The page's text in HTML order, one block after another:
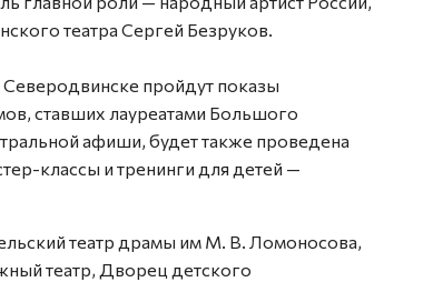
театра Сергей Безруков.
пройдут показы
ставших лауреатами Большого
афиши, будет также проведена
классы и тренинги для детей —
театр драмы им М. В. Ломоносова,
театр, Дворец детского